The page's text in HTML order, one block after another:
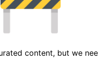
content, but we